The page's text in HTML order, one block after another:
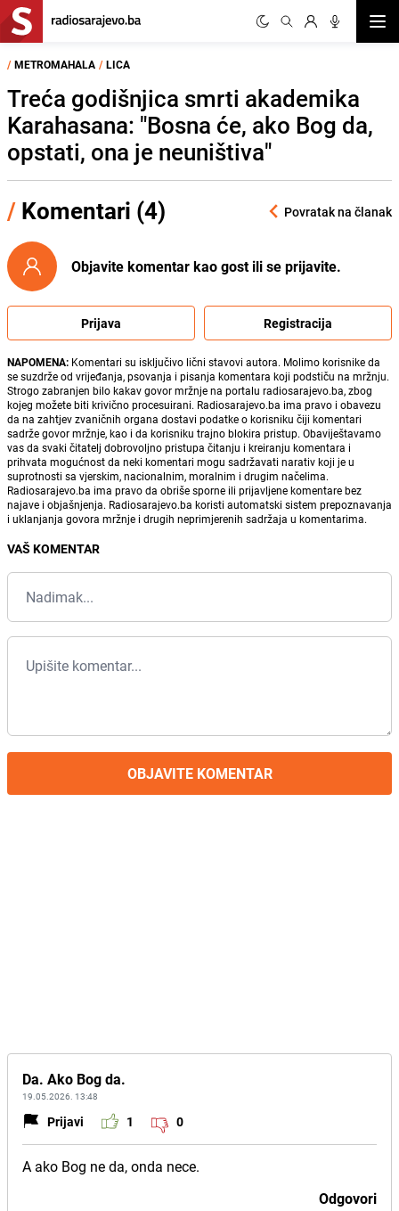
/ METROMAHALA / LICA
Treća godišnjica smrti akademika
Karahasana: "Bosna će, ako Bog da,
opstati, ona je neuništiva"
/ Komentari (4) Povratak na članak
Objavite komentar kao gost ili se prijavite.
Prijava Registracija
NAPOMENA: Komentari su isključivo lični stavovi autora. Molimo korisnike da
se suzdrže od vrijeđanja, psovanja i pisanja komentara koji podstiču na mržnju.
Strogo zabranjen bilo kakav govor mržnje na portalu radiosarajevo.ba, zbog
kojeg možete biti krivično procesuirani. Radiosarajevo.ba ima pravo i obavezu
da na zahtjev zvaničnih organa dostavi podatke o korisniku čiji komentari
sadrže govor mržnje, kao i da korisniku trajno blokira pristup. Obaviještavamo
vas da svaki čitatelj dobrovoljno pristupa čitanju i kreiranju komentara i
prihvata mogućnost da neki komentari mogu sadržavati narativ koji je u
suprotnosti sa vjerskim, nacionalnim, moralnim i drugim načelima.
Radiosarajevo.ba ima pravo da obriše sporne ili prijavljene komentare bez
najave i objašnjenja. Radiosarajevo.ba koristi automatski sistem prepoznavanja
i uklanjanja govora mržnje i drugih neprimjerenih sadržaja u komentarima.
VAŠ KOMENTAR
OBJAVITE KOMENTAR
Da. Ako Bog da.
19.05.2026. 13:48
Prijavi 1 0
A ako Bog ne da, onda nece.
Odgovori